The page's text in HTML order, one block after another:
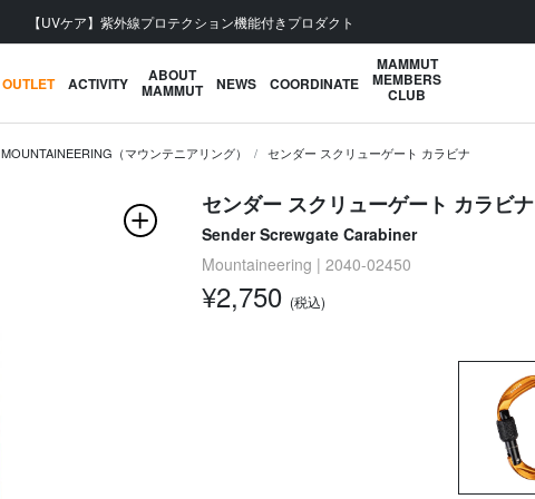
会員登録で【5,500円 (税込) 以上 送料無料】
OUTLET ACTIVITY ABOUT
MAMMUT NEWS COORDINATE
MAMMUT
MEMBERS
CLUB
MOUNTAINEERING（マウンテニアリング） センダー スクリューゲート カラビナ
センダー スクリューゲート カラビナ
Sender Screwgate Carabiner
Mountaineering | 2040-02450
¥2,750 (税込)